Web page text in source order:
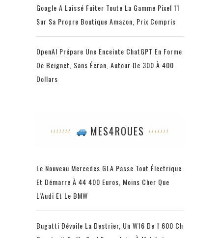
Google A Laissé Fuiter Toute La Gamme Pixel 11
Sur Sa Propre Boutique Amazon, Prix Compris
OpenAI Prépare Une Enceinte ChatGPT En Forme
De Beignet, Sans Écran, Autour De 300 À 400
Dollars
MES4ROUES
Le Nouveau Mercedes GLA Passe Tout Électrique
Et Démarre À 44 400 Euros, Moins Cher Que
L’Audi Et Le BMW
Bugatti Dévoile La Destrier, Un W16 De 1 600 Ch